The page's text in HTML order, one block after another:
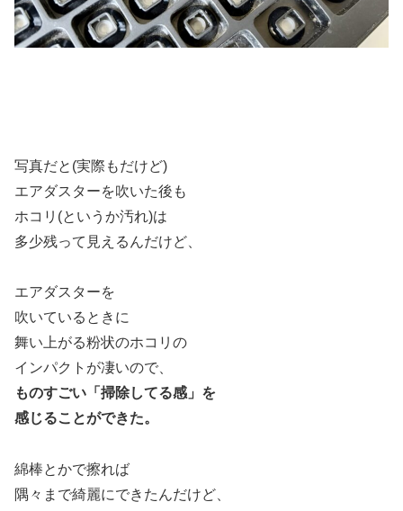
写真だと(実際もだけど)
エアダスターを吹いた後も
ホコリ(というか汚れ)は
多少残って見えるんだけど、
エアダスターを
吹いているときに
舞い上がる粉状のホコリの
インパクトが凄いので、
ものすごい「掃除してる感」を
感じることができた。
綿棒とかで擦れば
隅々まで綺麗にできたんだけど、